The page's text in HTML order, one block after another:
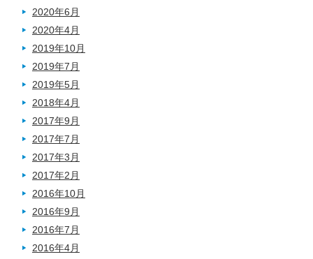
2020年6月
2020年4月
2019年10月
2019年7月
2019年5月
2018年4月
2017年9月
2017年7月
2017年3月
2017年2月
2016年10月
2016年9月
2016年7月
2016年4月